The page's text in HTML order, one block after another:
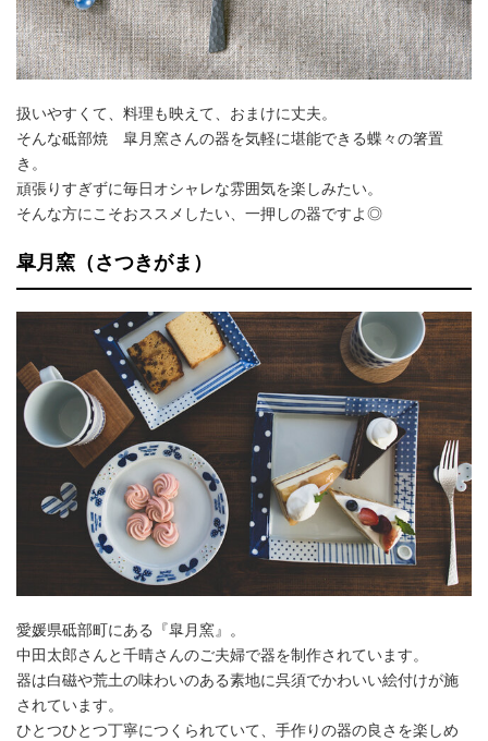
扱いやすくて、料理も映えて、おまけに丈夫。
そんな砥部焼 皐月窯さんの器を気軽に堪能できる蝶々の箸置
き。
頑張りすぎずに毎日オシャレな雰囲気を楽しみたい。
そんな方にこそおススメしたい、一押しの器ですよ◎
皐月窯（さつきがま）
愛媛県砥部町にある『皐月窯』。
中田太郎さんと千晴さんのご夫婦で器を制作されています。
器は白磁や荒土の味わいのある素地に呉須でかわいい絵付けが施
されています。
ひとつひとつ丁寧につくられていて、手作りの器の良さを楽しめ